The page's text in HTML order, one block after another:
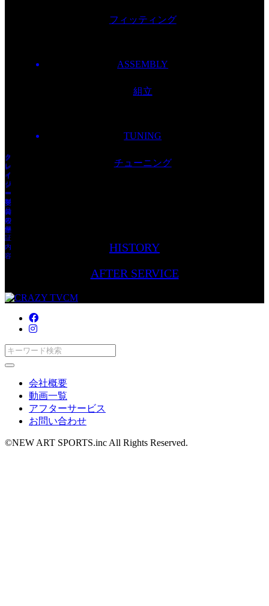
フィッティング
ASSEMBLY
組立
TUNING
チューニング
HISTORY
ク
レ
イ
ジ
ー
受
賞
履
歴
AFTER SERVICE
ク
レ
イ
ジ
ー
製
品
の
保
証
内
容
会社概要
動画一覧
アフターサービス
お問い合わせ
©NEW ART SPORTS.inc All Rights Reserved.